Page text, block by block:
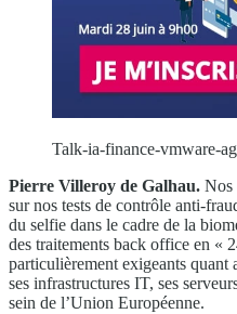
Talk-ia-finance-vmware-
Pierre Villeroy de Galhau. Nos
sur nos tests de contrôle anti-
du selfie dans le cadre de la
des traitements back office en «
particulièrement exigeants quant
ses infrastructures IT, ses
sein de l’Union Européenne.